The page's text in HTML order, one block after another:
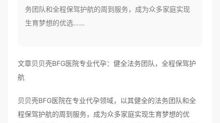
务团队和全程保驾护航的周到服务，成为众多家庭实现
生育梦想的优选……
文章贝贝壳BFG医院专业代孕：健全法务团队，全程保驾护
航
贝贝壳BFG医院在专业代孕领域，以其健全的法务团队和全
程保驾护航的周到服务，成为众多家庭实现生育梦想的优